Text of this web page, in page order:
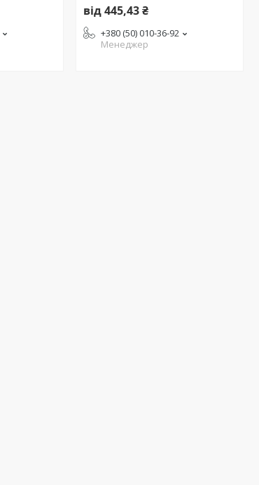
від 445,43 ₴
+380 (50) 010-36-92
Менеджер